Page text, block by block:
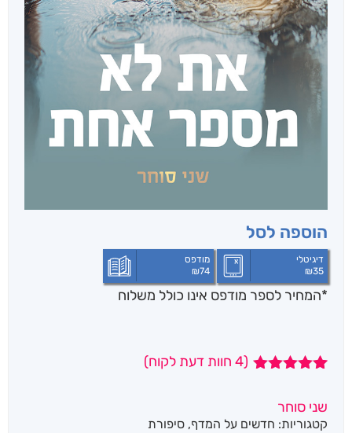
הוספה לסל
דיגיטלי
₪35
מודפס
₪74
*המחיר לספר מודפס אינו כולל משלוח
מבוסס על
דירוגים של
(
4 חוות דעת לקוח)
שני סוחר
קטגוריות: חדשים על המדף, סיפורת